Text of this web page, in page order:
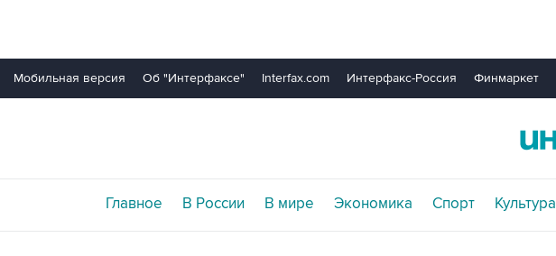
Мобильная версия Об "Интерфаксе" Interfax.com Интерфакс-Россия Финмаркет
Главное В России В мире Экономика Спорт Культура